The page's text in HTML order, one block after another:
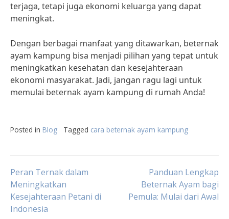
terjaga, tetapi juga ekonomi keluarga yang dapat
meningkat.
Dengan berbagai manfaat yang ditawarkan, beternak
ayam kampung bisa menjadi pilihan yang tepat untuk
meningkatkan kesehatan dan kesejahteraan
ekonomi masyarakat. Jadi, jangan ragu lagi untuk
memulai beternak ayam kampung di rumah Anda!
Posted in Blog Tagged cara beternak ayam kampung
Post
navigation
Peran Ternak dalam
Meningkatkan
Kesejahteraan Petani di
Indonesia
Panduan Lengkap
Beternak Ayam bagi
Pemula: Mulai dari Awal